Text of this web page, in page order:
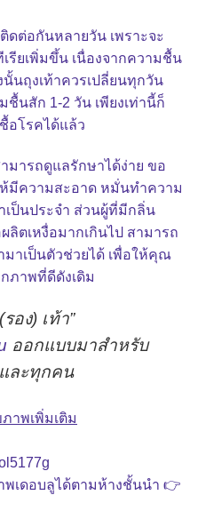
ดต่อกันหลายวัน เพราะจะ
รียเพิ่มขึ้น เนื่องจากความชื้น
นถุงเท้าควรเปลี่ยนทุกวัน
นสัก 1-2 วัน เพียงเท่านี้ก็
อโรคได้แล้ว
มารถดูแลรักษาได้ง่าย ขอ
มีความสะอาด หมั่นทำความ
เป็นประจำ ส่วนผู้ที่มีกลิ่น
ลิตเหงื่อมากเกินไป สามารถ
าเป็นตัวช่วยได้ เพื่อให้คุณ
ภาพที่ดีดังเดิม
อง) เท้า”
ออกแบบมาสำหรับ
ละทุกคน
าพเพิ่มเติม
พเดอบลูได้ตามห้างชั้นนำ 👉